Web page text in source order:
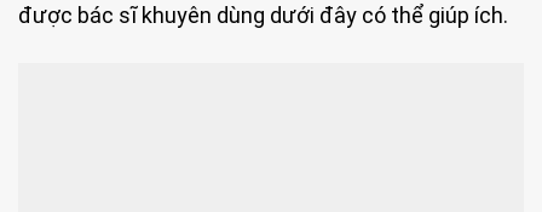
được bác sĩ khuyên dùng dưới đây có thể giúp ích.